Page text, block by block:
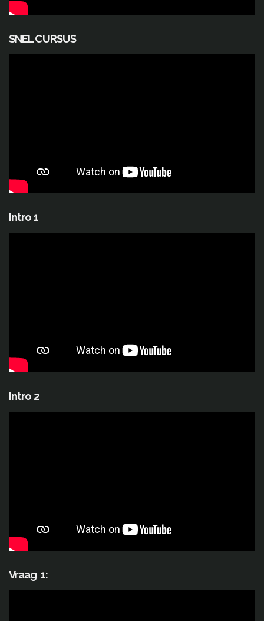
SNEL CURSUS
Intro 1
Intro 2
Vraag 1: